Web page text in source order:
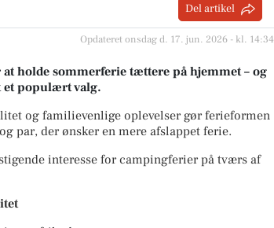
Del artikel
Opdateret onsdag d. 17. jun. 2026 - kl. 14:34
holde sommerferie tættere på hjemmet – og
et populært valg.
og familievenlige oplevelser gør ferieformen
par, der ønsker en mere afslappet ferie.
interesse for campingferier på tværs af